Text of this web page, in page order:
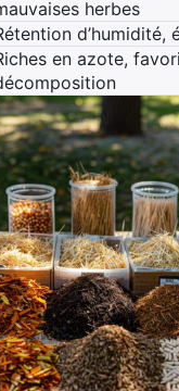
herbes
d’humidité,
en azote,